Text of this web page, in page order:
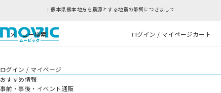
熊本県熊本地方を震源とする地震の影響につきまして
メニュー検索 ログイン / マイページカート
ログイン / マイページ
おすすめ情報
事前・事後・イベント通販